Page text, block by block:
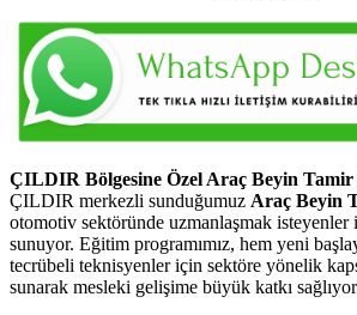
ÇILDIR Bölgesine Özel Araç Beyin
ÇILDIR merkezli sunduğumuz Araç Beyin
otomotiv sektöründe uzmanlaşmak isteyenler
sunuyor. Eğitim programımız, hem yeni
tecrübeli teknisyenler için sektöre yönelik
sunarak mesleki gelişime büyük katkı